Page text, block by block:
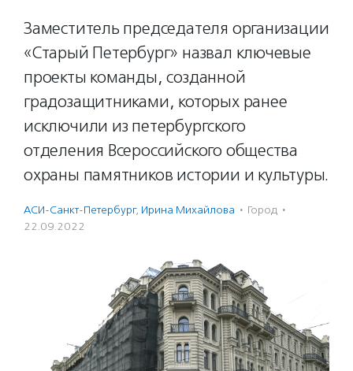
Заместитель председателя организации
«Старый Петербург» назвал ключевые
проекты команды, созданной
градозащитниками, которых ранее
исключили из петербургского
отделения Всероссийского общества
охраны памятников истории и культуры.
АСИ-Санкт-Петербург, Ирина Михайлова · Город ·
22.09.2022